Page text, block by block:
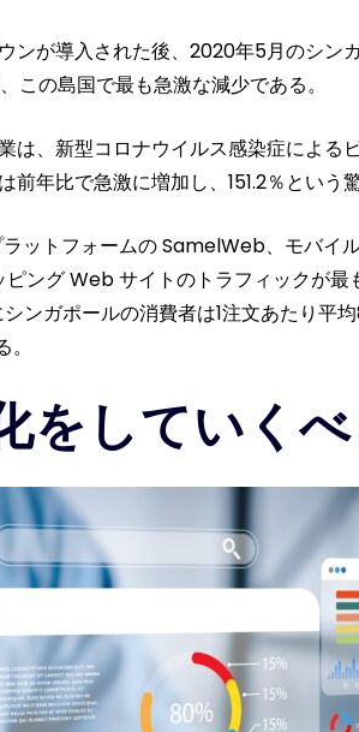
が導入された後、2020年5月のシン
この島国で最も急激な減少である。
は、新型コロナウイルス感染症による
年比で急激に増加し、151.2％という
ットフォームの SamelWeb、モバイ
ング Web サイトのトラフィックが最
ンガポールの消費者は1注文あたり平
をしていく